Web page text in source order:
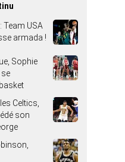
Team USA
armada !
Sophie
Celtics,
son